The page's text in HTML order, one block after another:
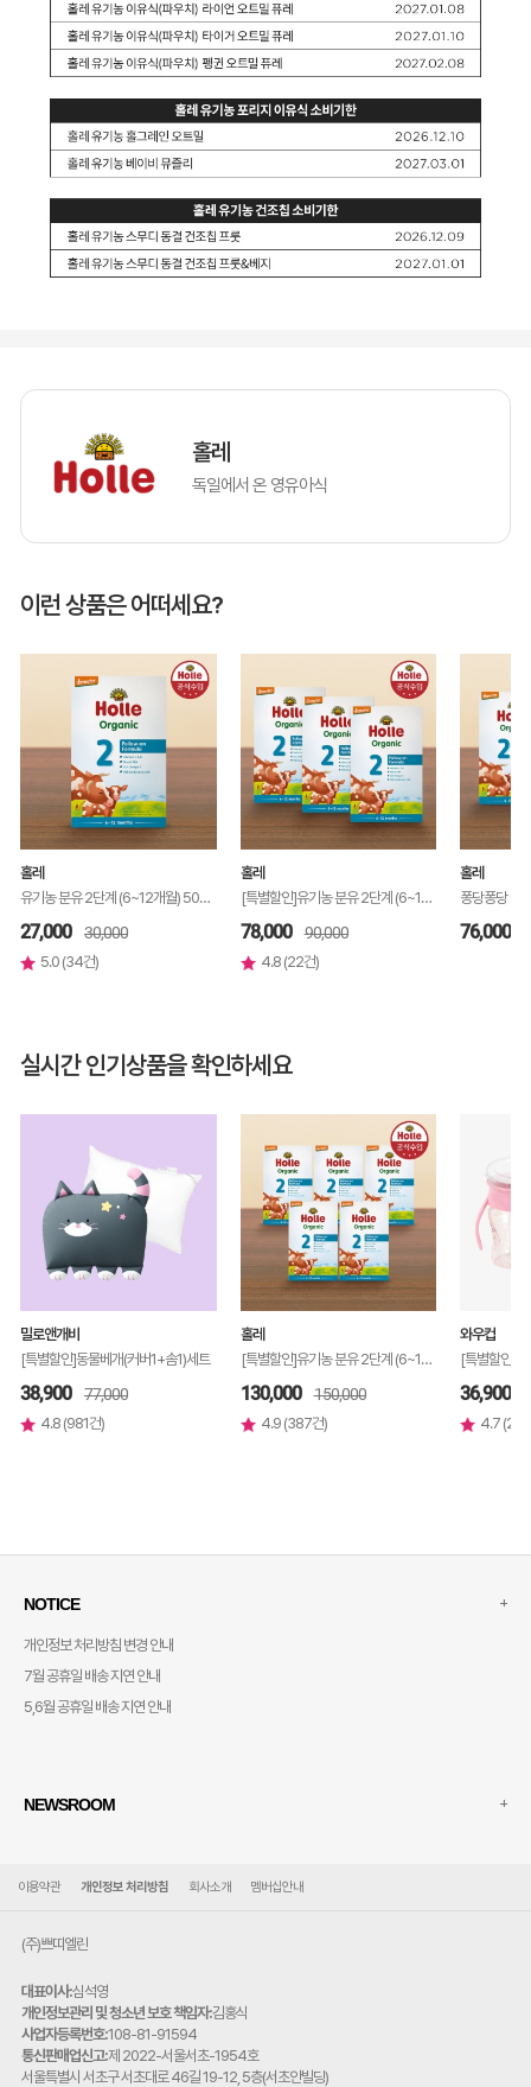
홀레
독일에서 온 영유아식
이런 상품은 어떠세요?
홀레
유기농 분유 2단계 (6~12개월) 500g, 1개
27,000 30,000
5.0 (34건)
홀레
[특별할인]유기농 분유 2단계 (6~12개월) 500g, 3개
78,000 90,000
4.8 (22건)
홀레
76,000
실시간 인기상품을 확인하세요
밀로앤개비
[특별할인]동물베개(커버1+솜1)세트
38,900 77,000
4.8 (981건)
홀레
[특별할인]유기농 분유 2단계 (6~12개월) 500g, 5개
130,000 150,000
4.9 (387건)
와우컵
36,900
4.7 (20
NOTICE
개인정보 처리방침 변경 안내
7월 공휴일 배송 지연 안내
5,6월 공휴일 배송 지연 안내
+
NEWSROOM +
이용약관 개인정보 처리방침 회사소개 멤버십안내
(주)쁘띠엘린
대표이사:심석영
개인정보관리 및 청소년 보호 책임자:김홍식
사업자등록번호:108-81-91594
통신판매업신고:제 2022-서울서초-1954호
주
서울특별시 서초구 서초대로 46길 19-12, 5층(서초안빌딩)